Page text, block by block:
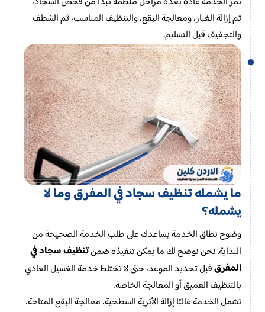
ثم إزالة الغبار، ومعالجة البقع، والتنظيف المناسب، ثم الشطف
والتجفيف قبل التسليم.
ما يشمله تنظيف سجاد في المفرق وما لا
يشمله؟
وضوح نطاق الخدمة يساعدك على طلب الخدمة الصحيحة من
البداية. نحن نوضح لك ما يمكن تنفيذه ضمنتنظيف سجاد في
المفرققبل تحديد الموعد، حتى لا تختلط خدمة الغسيل العادي
بالتنظيف العميق أو المعالجة الخاصة.
تشمل الخدمة غالبًا إزالة الأتربة السطحية، معالجة البقع المتاحة،